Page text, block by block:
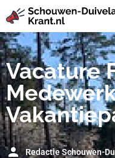
Vacature
Redactie Schouwen-